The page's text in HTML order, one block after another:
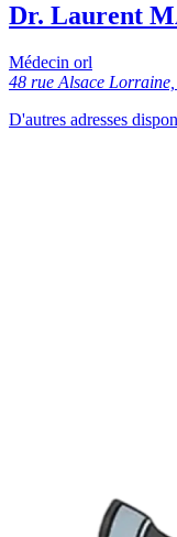
Dr. Laurent
Médecin orl
48 rue Alsace
D'autres adresses